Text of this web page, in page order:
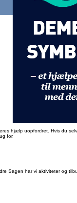
hjælp uopfordret. Hvis du
for.
Sagen har vi aktiviteter og